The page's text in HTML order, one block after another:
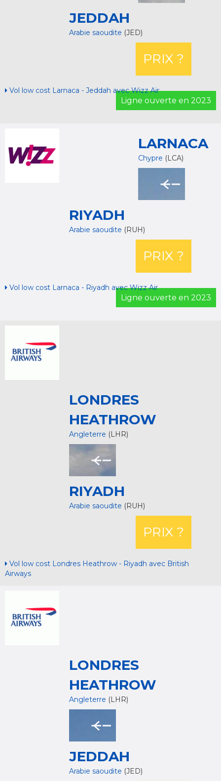
JEDDAH
Arabie saoudite (JED)
PRIX ?
Vol low cost Larnaca - Jeddah avec Wizz Air
Ligne ouverte en 2023
LARNACA
Chypre (LCA)
RIYADH
Arabie saoudite (RUH)
PRIX ?
Vol low cost Larnaca - Riyadh avec Wizz Air
Ligne ouverte en 2023
LONDRES
HEATHROW
Angleterre (LHR)
RIYADH
Arabie saoudite (RUH)
PRIX ?
Vol low cost Londres Heathrow - Riyadh avec British
Airways
LONDRES
HEATHROW
Angleterre (LHR)
JEDDAH
Arabie saoudite (JED)